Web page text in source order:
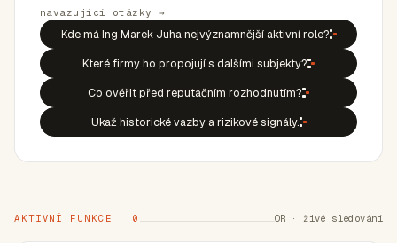
navazující otázky →
Kde má Ing Marek Juha nejvýznamnější aktivní role?
Které firmy ho propojují s dalšími subjekty?
Co ověřit před reputačním rozhodnutím?
Ukaž historické vazby a rizikové signály.
AKTIVNÍ FUNKCE · 0 OR · živé sledování